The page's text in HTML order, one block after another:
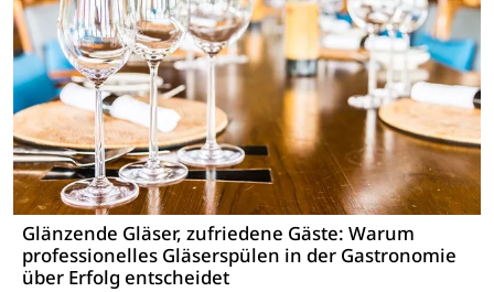
Glänzende Gläser, zufriedene Gäste: Warum
professionelles Gläserspülen in der Gastronomie
über Erfolg entscheidet